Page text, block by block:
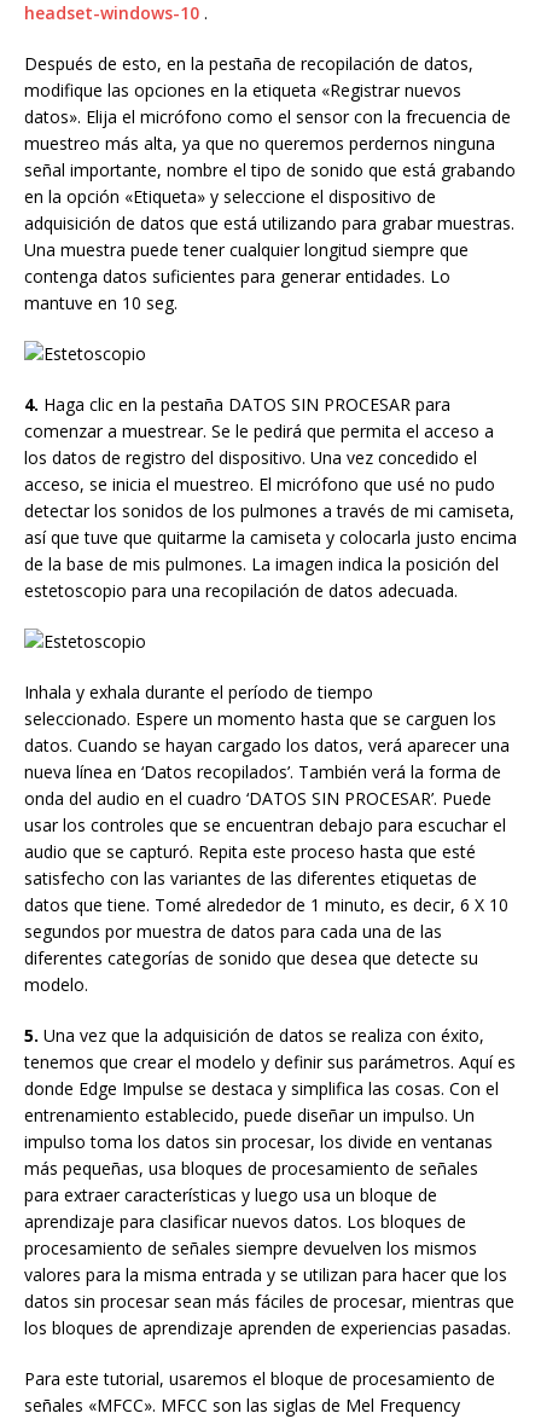
headset-windows-10 .
Después de esto, en la pestaña de recopilación de datos,
modifique las opciones en la etiqueta «Registrar nuevos
datos». Elija el micrófono como el sensor con la frecuencia de
muestreo más alta, ya que no queremos perdernos ninguna
señal importante, nombre el tipo de sonido que está grabando
en la opción «Etiqueta» y seleccione el dispositivo de
adquisición de datos que está utilizando para grabar muestras.
Una muestra puede tener cualquier longitud siempre que
contenga datos suficientes para generar entidades. Lo
mantuve en 10 seg.
4. Haga clic en la pestaña DATOS SIN PROCESAR para
comenzar a muestrear. Se le pedirá que permita el acceso a
los datos de registro del dispositivo. Una vez concedido el
acceso, se inicia el muestreo. El micrófono que usé no pudo
detectar los sonidos de los pulmones a través de mi camiseta,
así que tuve que quitarme la camiseta y colocarla justo encima
de la base de mis pulmones. La imagen indica la posición del
estetoscopio para una recopilación de datos adecuada.
Inhala y exhala durante el período de tiempo
seleccionado. Espere un momento hasta que se carguen los
datos. Cuando se hayan cargado los datos, verá aparecer una
nueva línea en ‘Datos recopilados’. También verá la forma de
onda del audio en el cuadro ‘DATOS SIN PROCESAR’. Puede
usar los controles que se encuentran debajo para escuchar el
audio que se capturó. Repita este proceso hasta que esté
satisfecho con las variantes de las diferentes etiquetas de
datos que tiene. Tomé alrededor de 1 minuto, es decir, 6 X 10
segundos por muestra de datos para cada una de las
diferentes categorías de sonido que desea que detecte su
modelo.
5. Una vez que la adquisición de datos se realiza con éxito,
tenemos que crear el modelo y definir sus parámetros. Aquí es
donde Edge Impulse se destaca y simplifica las cosas. Con el
entrenamiento establecido, puede diseñar un impulso. Un
impulso toma los datos sin procesar, los divide en ventanas
más pequeñas, usa bloques de procesamiento de señales
para extraer características y luego usa un bloque de
aprendizaje para clasificar nuevos datos. Los bloques de
procesamiento de señales siempre devuelven los mismos
valores para la misma entrada y se utilizan para hacer que los
datos sin procesar sean más fáciles de procesar, mientras que
los bloques de aprendizaje aprenden de experiencias pasadas.
Para este tutorial, usaremos el bloque de procesamiento de
señales «MFCC». MFCC son las siglas de Mel Frequency